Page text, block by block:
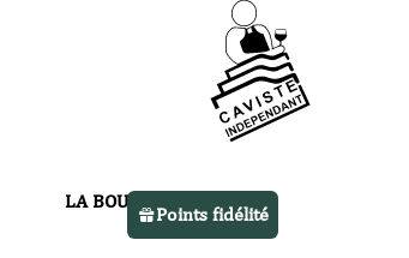
LA BOUTIQUE
30 route de Castres
Points fidélité